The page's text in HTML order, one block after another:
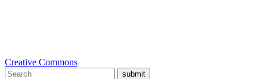
Creative Commons
submit